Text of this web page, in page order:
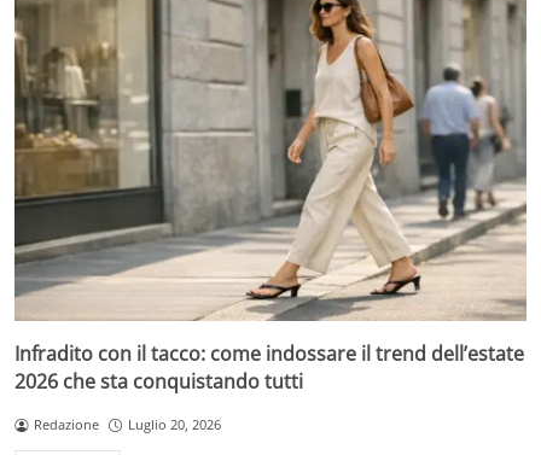
Infradito con il tacco: come indossare il trend dell’estate
2026 che sta conquistando tutti
Redazione Luglio 20, 2026